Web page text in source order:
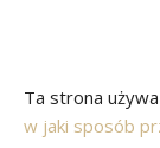
Ta strona
w jaki sposób